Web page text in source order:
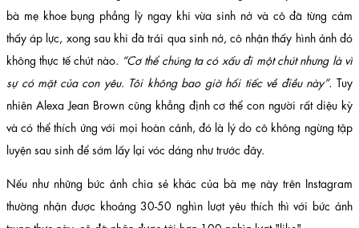
bà mẹ khoe bụng phẳng lỳ ngay khi vừa sinh nở và cô đã từng cảm
thấy áp lực, xong sau khi đã trải qua sinh nở, cô nhận thấy hình ảnh đó
không thực tế chút nào. “Cơ thể chúng ta có xấu đi một chút nhưng là vì
sự có mặt của con yêu. Tôi không bao giờ hối tiếc về điều này”. Tuy
nhiên Alexa Jean Brown cũng khẳng định cơ thể con người rất diệu kỳ
và có thể thích ứng với mọi hoàn cảnh, đó là lý do cô không ngừng tập
luyện sau sinh để sớm lấy lại vóc dáng như trước đây.
Nếu như những bức ảnh chia sẻ khác của bà mẹ này trên Instagram
thường nhận được khoảng 30-50 nghìn lượt yêu thích thì với bức ảnh